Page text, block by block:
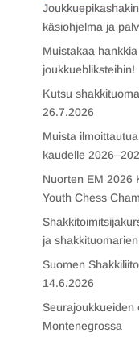
käsiohjelma ja
Muistakaa
joukkuebliksteihin!
Kutsu
26.7.2026
Muista
kaudelle
Nuorten EM 2026
Youth Chess
ja
Suomen
14.6.2026
Seurajoukkueiden
Montenegrossa